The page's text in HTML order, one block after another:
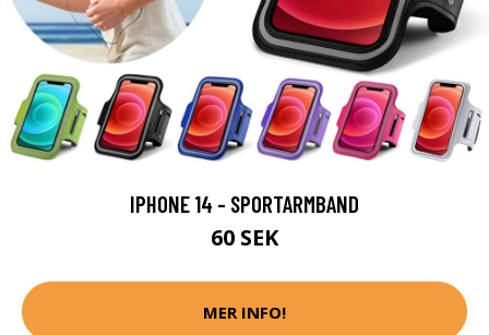
IPHONE 14 - SPORTARMBAND
60 SEK
MER INFO!